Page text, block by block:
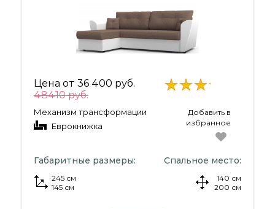
Цена от 36 400 руб.
48410 руб.
Механизм трансформации
Еврокнижка
Добавить в
избранное
Габаритные размеры:
245 см
145 см
Спальное место:
140 см
200 см